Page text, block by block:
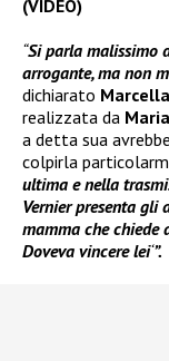
(VIDEO)
“Si parla malissimo
arrogante, ma non
dichiarato
realizzata da
a detta sua
colpirla
ultima e nella
Vernier presenta gli
mamma che chiede
Doveva vincere lei‘”.